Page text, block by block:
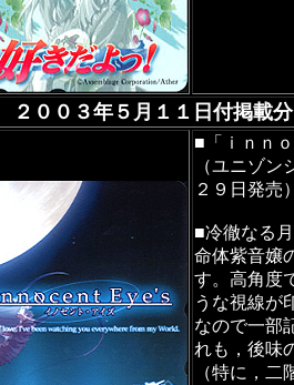
２００３年５月１１日付掲載分
■「ｉｎｎ
（ユニゾ
２９日発売
■冷徹なる
命体紫音嬢
す。高角度
うな視線が
なので一部
れも，後味
（特に，